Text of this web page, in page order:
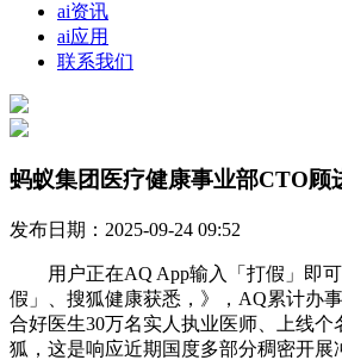
ai资讯
ai应用
联系我们
蚂蚁集团医疗健康事业部CTO顾
发布日期：2025-09-24 09:52
用户正在AQ App输入「打假」即可
假」、搜狐健康获悉，》，AQ累计办
合好医生30万名实人执业医师、上线个
狐，这是响应近期国度多部分稠密开展